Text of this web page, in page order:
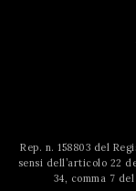
Rep. n. 158803 del
sensi dell’articolo 22
34, comma 7